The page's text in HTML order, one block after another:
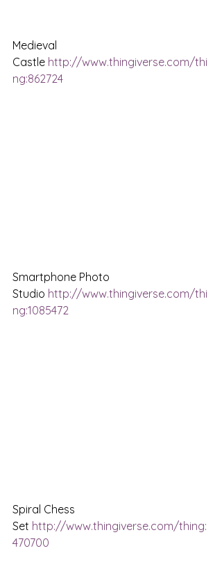
Medieval
Castle http://www.thingiverse.com/thi
ng:862724
Smartphone Photo
Studio http://www.thingiverse.com/thi
ng:1085472
Spiral Chess
Set http://www.thingiverse.com/thing:
470700